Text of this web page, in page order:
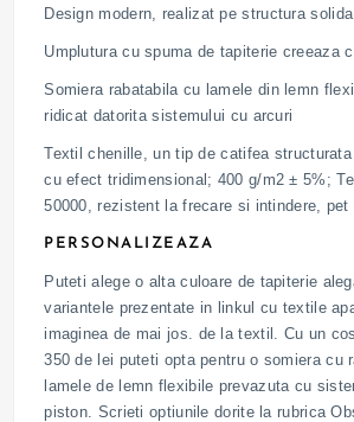
Design modern, realizat pe structura
Umplutura cu spuma de tapiterie creeaza
Somiera rabatabila cu lamele din lemn
ridicat datorita sistemului cu arcuri
Textil chenille, un tip de catifea structurata
cu efect tridimensional; 400 g/m2 ± 5%;
50000, rezistent la frecare si intindere, pet
PERSONALIZEAZA
Puteti alege o alta culoare de tapiterie
variantele prezentate in linkul cu textile
imaginea de mai jos. de la textil. Cu un
350 de lei puteti opta pentru o somiera cu
lamele de lemn flexibile prevazuta cu
piston. Scrieti optiunile dorite la rubrica